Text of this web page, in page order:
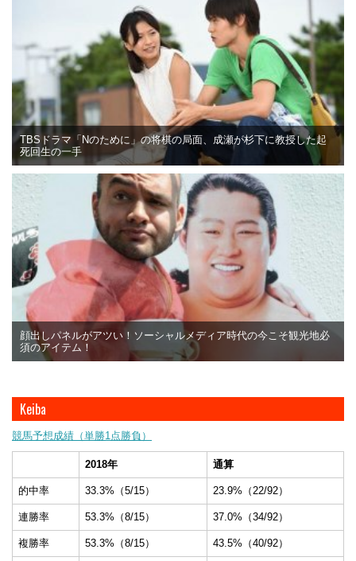
TBSドラマ「Nのために」の将棋の局面、成瀬が杉下に教授した起
死回生の一手
顔出しパネルがアツい！ソーシャルメディア時代の今こそ観光地必
須のアイテム！
Keiba
競馬予想成績（単勝1点勝負）
2018年 通算
的中率 33.3%（5/15） 23.9%（22/92）
連勝率 53.3%（8/15） 37.0%（34/92）
複勝率 53.3%（8/15） 43.5%（40/92）